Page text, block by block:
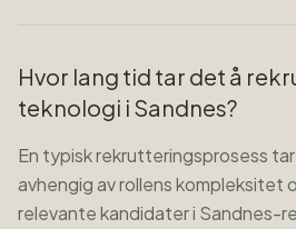
Hvor lang tid tar det å
teknologi i Sandnes?
En typisk rekrutteringsprosess tar
avhengig av rollens kompleksitet
relevante kandidater i Sandnes-